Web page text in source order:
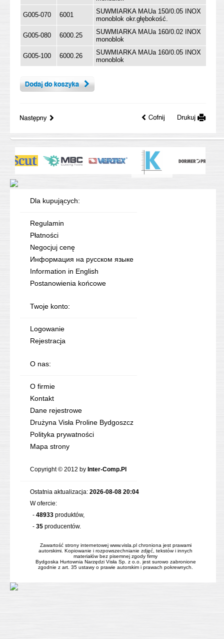
G005-070 6001
SUWMIARKA MAUa 150/0.05 INOX
monoblok okr.głębokość.
G005-080 6000.25
SUWMIARKA MAUa 160/0.02 INOX
monoblok
G005-100 6000.26
SUWMIARKA MAUa 160/0.05 INOX
monoblok
Dla kupujących:
Regulamin
Płatności
Negocjuj cenę
Информация на русском языке
Information in English
Postanowienia końcowe
Twoje konto:
Logowanie
Rejestracja
O nas:
O firmie
Kontakt
Dane rejestrowe
Drużyna Visła Proline Bydgoszcz
Polityka prywatności
Mapa strony
Copyright © 2012 by Inter-Comp.Pl
Ostatnia aktualizacja: 2026-08-08 20:04
W ofercie:
- 48933 produktów,
- 35 producentów.
Zawartość strony internetowej www.visla.pl chroniona jest prawami
autorskimi. Kopiowanie i rozpowszechnianie zdjęć, tekstów i innych
materiałów bez pisemnej zgody firmy
Bydgoska Hurtownia Narzędzi Visła Sp. z o.o. jest surowo zabronione
zgodnie z art. 35 ustawy o prawie autorskim i prawach pokrewnych.